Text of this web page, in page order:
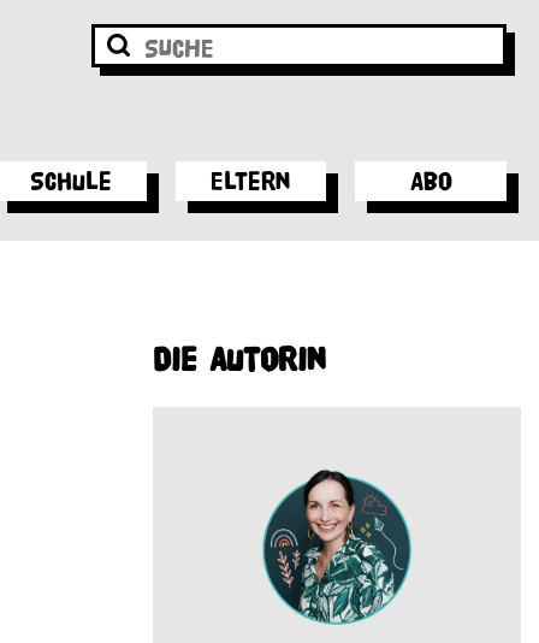
Schule Eltern Abo
Die Autorin